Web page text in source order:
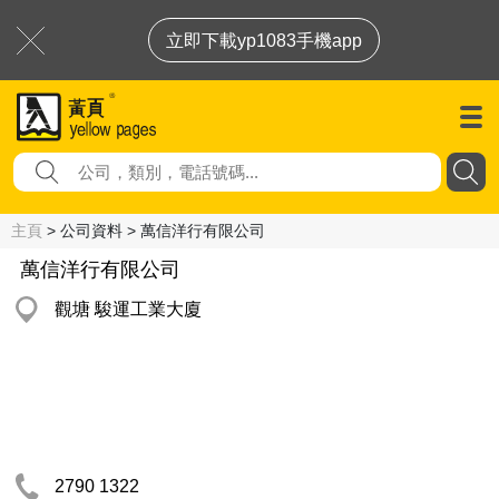
立即下載yp1083手機app
主頁 > 公司資料 > 萬信洋行有限公司
萬信洋行有限公司
觀塘 駿運工業大廈
2790 1322